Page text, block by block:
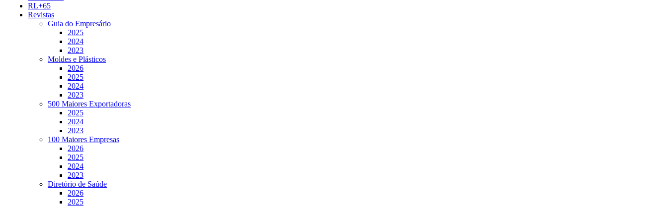
RL+65
Revistas
Guia do Empresário
2025
2024
2023
Moldes e Plásticos
2026
2025
2024
2023
500 Maiores Exportadoras
2025
2024
2023
100 Maiores Empresas
2026
2025
2024
2023
Diretório de Saúde
2026
2025